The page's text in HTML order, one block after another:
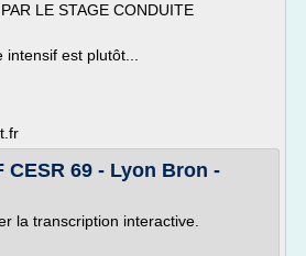
LE STAGE CONDUITE
est plutôt...
CESR 69 - Lyon Bron -
la transcription interactive.